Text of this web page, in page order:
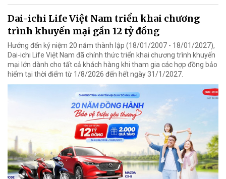
Dai-ichi Life Việt Nam triển khai chương
trình khuyến mại gần 12 tỷ đồng
Hướng đến kỷ niệm 20 năm thành lập (18/01/2007 - 18/01/2027),
Dai-ichi Life Việt Nam đã chính thức triển khai chương trình khuyến
mại lớn dành cho tất cả khách hàng khi tham gia các hợp đồng bảo
hiểm tại thời điểm từ 1/8/2026 đến hết ngày 31/1/2027.